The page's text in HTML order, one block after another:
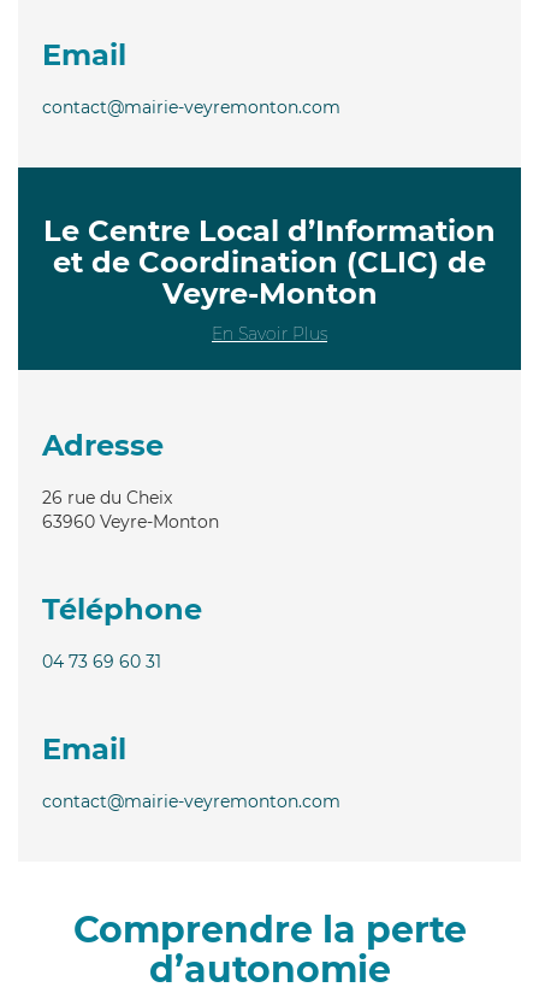
Email
contact@mairie-veyremonton.com
Le Centre Local d’Information
et de Coordination (CLIC) de
Veyre-Monton
En Savoir Plus
Adresse
26 rue du Cheix
63960 Veyre-Monton
Téléphone
04 73 69 60 31
Email
contact@mairie-veyremonton.com
Comprendre la perte
d’autonomie